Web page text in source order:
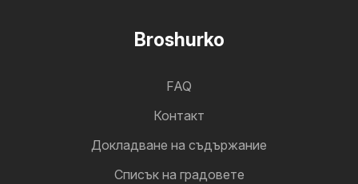
Broshurko
FAQ
Контакт
Докладване на съдържание
Cписък на градовете